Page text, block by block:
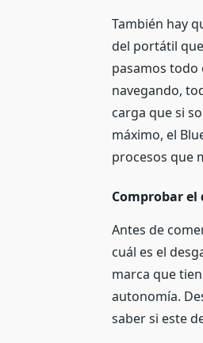
También hay
del portátil
pasamos todo
navegando,
carga que si
máximo, el
procesos que
Comprobar el
Antes de
cuál es el
marca que
autonomía.
saber si este